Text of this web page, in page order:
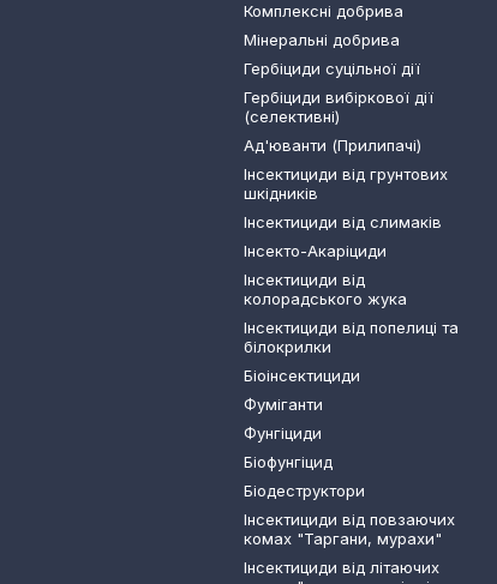
Комплексні добрива
Мінеральні добрива
Гербіциди суцільної дії
Гербіциди вибіркової дії
(селективні)
Ад'юванти (Прилипачі)
Інсектициди від грунтових
шкідників
Інсектициди від слимаків
Інсекто-Акаріциди
Інсектициди від
колорадського жука
Інсектициди від попелиці та
білокрилки
Біоінсектициди
Фуміганти
Фунгіциди
Біофунгіцид
Біодеструктори
Інсектициди від повзаючих
комах "Таргани, мурахи"
Інсектициди від літаючих